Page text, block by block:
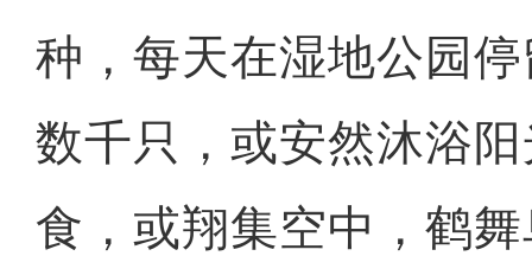
种，每天在湿地公园
数千只，或安然沐浴
食，或翔集空中，鹤